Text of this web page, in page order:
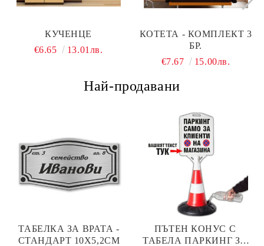
КУЧЕНЦЕ
€6.65
13.01лв.
КОТЕТА - КОМПЛЕКТ 3
БР.
€7.67
15.00лв.
Най-продавани
ТАБЕЛКА ЗА ВРАТА -
СТАНДАРТ 10Х5,2СМ
ПЪТЕН КОНУС С
ТАБЕЛА ПАРКИНГ ЗА